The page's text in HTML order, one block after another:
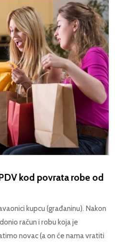
kod povrata robe od
kupcu (građaninu). Nakon
račun i robu koja je
novac (a on će nama vratiti